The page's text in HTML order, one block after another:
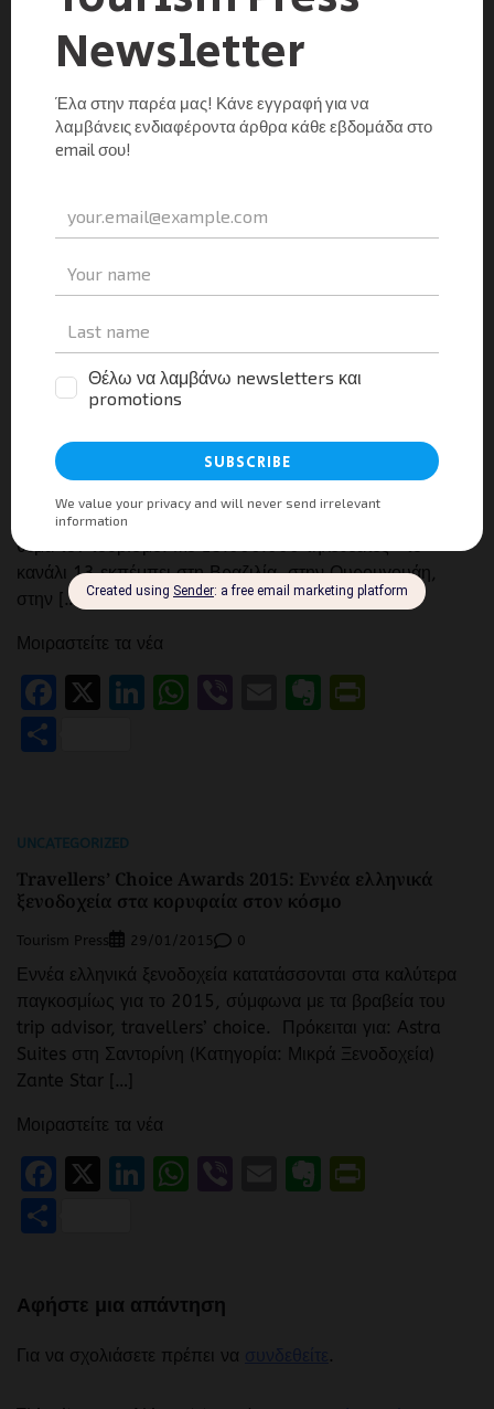
εγχώριο Τύπο για την οικονομική κατάσταση στην
Ελλάδα. Παρόλα αυτά, προτρέπει τους Βρετανούς
τουρίστες να έχουν μαζί τους μετρητά σε ευρώ καθώς και
περισσότερο καλυμμένοι.
Μοιραστείτε τα νέα
Facebook
X LinkedIn
WhatsApp
Viber
Μοιραστείτε
Οργανισμός Τουρισμού Θεσσαλονίκης: Προβολή
Tourism Press 25/04/2013 0
προβάλλει τη Θεσσαλονίκη στην επόμενη εκπομπή με
θέμα τον τουρισμό. Με 13.000.000 τηλεθεατές -το
κανάλι 13 εκπέμπει στη Βραζιλία, στην Ουρουγουάη,
στην […]
Μοιραστείτε τα νέα
Facebook
X LinkedIn
WhatsApp
ViberEmailEvernote
UNCATEGORIZED
Travellers’ Choice Awards 2015: Εννέα ελληνικά
ξενοδοχεία στα κορυφαία στον κόσμο
Tourism Press 29/01/2015 0
Εννέα ελληνικά ξενοδοχεία κατατάσσονται στα καλύτερα
παγκοσμίως για το 2015, σύμφωνα με τα βραβεία του
trip advisor, travellers’ choice. Πρόκειται για: Astra
Suites στη Σαντορίνη (Κατηγορία: Μικρά Ξενοδοχεία)
Zante Star […]
Μοιραστείτε τα νέα
Facebook
X LinkedIn
WhatsApp
ViberEmailEvernote
Αφήστε μια απάντηση
Για να σχολιάσετε πρέπει να .